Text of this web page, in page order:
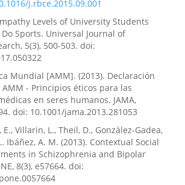
j.rbce.2015.09.001
Levels of University Students
Sports. Universal Journal of
5(3), 500-503. doi:
Mundial [AMM]. (2013). Declaración
- Principios éticos para las
en seres humanos. JAMA,
doi: 10.1001/jama.2013.281053
E., Villarin, L., Theil, D., González-Gadea,
Ibáñez, A. M. (2013). Contextual Social
in Schizophrenia and Bipolar
8(3), e57664. doi: